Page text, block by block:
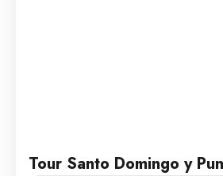
Tour Santo Domingo y